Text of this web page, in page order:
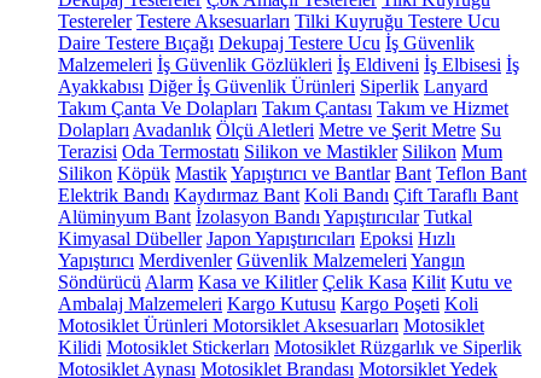
Testereler Testere Aksesuarları Tilki Kuyruğu Testere Ucu
Daire Testere Bıçağı Dekupaj Testere Ucu İş Güvenlik
Malzemeleri İş Güvenlik Gözlükleri İş Eldiveni İş Elbisesi İş
Ayakkabısı Diğer İş Güvenlik Ürünleri Siperlik Lanyard
Takım Çanta Ve Dolapları Takım Çantası Takım ve Hizmet
Dolapları Avadanlık Ölçü Aletleri Metre ve Şerit Metre Su
Terazisi Oda Termostatı Silikon ve Mastikler Silikon Mum
Silikon Köpük MastikYapıştırıcı ve Bantlar Bant Teflon Bant
Elektrik Bandı Kaydırmaz Bant Koli Bandı Çift Taraflı Bant
Alüminyum Bant İzolasyon Bandı Yapıştırıcılar Tutkal
Kimyasal Dübeller Japon Yapıştırıcıları Epoksi Hızlı
Yapıştırıcı Merdivenler Güvenlik Malzemeleri Yangın
Söndürücü Alarm Kasa ve Kilitler Çelik Kasa Kilit Kutu ve
Ambalaj Malzemeleri Kargo Kutusu Kargo Poşeti Koli
Motosiklet Ürünleri Motorsiklet Aksesuarları Motosiklet
Kilidi Motosiklet Stickerları Motosiklet Rüzgarlık ve Siperlik
Motosiklet Aynası Motosiklet Brandası Motorsiklet Yedek